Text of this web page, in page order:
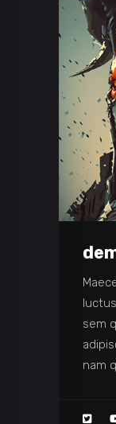
sem
nam